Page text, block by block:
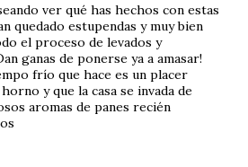
ver qué has hechos con estas
quedado estupendas y muy bien
el proceso de levados y
ganas de ponerse ya a amasar!
frío que hace es un placer
y que la casa se invada de
aromas de panes recién